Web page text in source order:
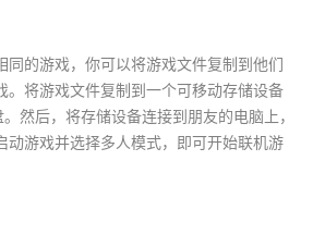
同的游戏，你可以将游戏文件复制到他们
。将游戏文件复制到一个可移动存储设备
然后，将存储设备连接到朋友的电脑上，
动游戏并选择多人模式，即可开始联机游